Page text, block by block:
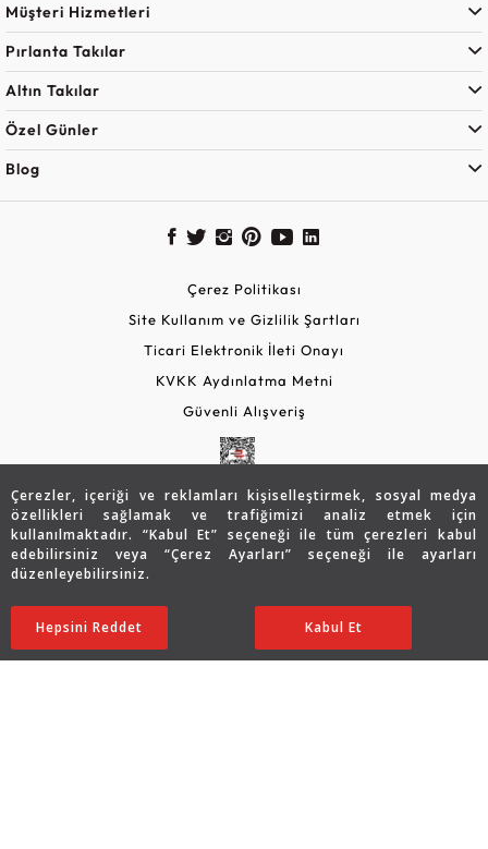
Çerezler, içeriği ve reklamları kişiselleştirmek, sosyal medya
özellikleri sağlamak ve trafiğimizi analiz etmek için
kullanılmaktadır. “Kabul Et” seçeneği ile tüm çerezleri kabul
edebilirsiniz veya “Çerez Ayarları” seçeneği ile ayarları
düzenleyebilirsiniz.
Ayarları Düzenle
Hepsini Reddet Kabul Et
Müşteri Hizmetleri
Pırlanta Takılar
Altın Takılar
Özel Günler
Blog
Çerez Politikası
Site Kullanım ve Gizlilik Şartları
Ticari Elektronik İleti Onayı
KVKK Aydınlatma Metni
Güvenli Alışveriş
Copyright © 2026 Assos Pırlanta - Bu sitenin tüm hakları